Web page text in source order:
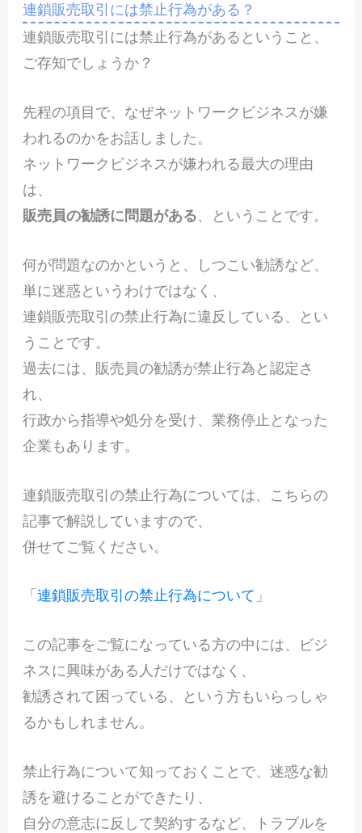
連鎖販売取引には禁止行為がある？
連鎖販売取引には禁止行為があるということ、
ご存知でしょうか？
先程の項目で、なぜネットワークビジネスが嫌
われるのかをお話しました。
ネットワークビジネスが嫌われる最大の理由
は、
販売員の勧誘に問題がある、ということです。
何が問題なのかというと、しつこい勧誘など、
単に迷惑というわけではなく、
連鎖販売取引の禁止行為に違反している、とい
うことです。
過去には、販売員の勧誘が禁止行為と認定さ
れ、
行政から指導や処分を受け、業務停止となった
企業もあります。
連鎖販売取引の禁止行為については、こちらの
記事で解説していますので、
併せてご覧ください。
「連鎖販売取引の禁止行為について 」
この記事をご覧になっている方の中には、ビジ
ネスに興味がある人だけではなく、
勧誘されて困っている、という方もいらっしゃ
るかもしれません。
禁止行為について知っておくことで、迷惑な勧
誘を避けることができたり、
自分の意志に反して契約するなど、トラブルを